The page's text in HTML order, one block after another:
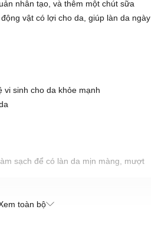
nhân tạo, và thêm một chút sữa
vật có lợi cho da, giúp làn da ngày
sinh cho da khỏe mạnh
sạch để có làn da mịn màng, mượt
toàn bộ